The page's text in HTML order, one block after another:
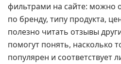
фильтрами на сайте: можно
по бренду, типу продукта,
полезно читать отзывы
помогут понять, насколько
популярен и соответствует